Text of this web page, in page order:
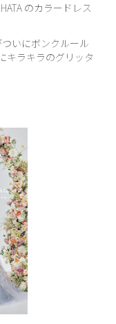
のカラードレス
いにボンクルール
キラキラのグリッタ